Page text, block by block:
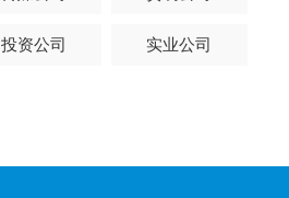
投资公司 实业公司